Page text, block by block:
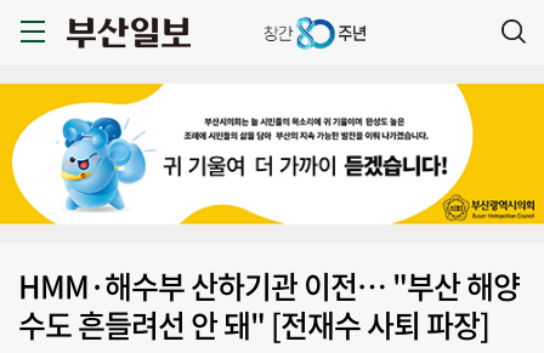
HMM·해수부 산하기관 이전… "부산 해양
수도 흔들려선 안 돼" [전재수 사퇴 파장]